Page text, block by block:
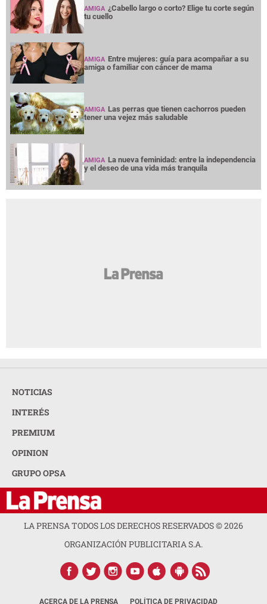
AMIGA ¿Cabello largo o corto? Elige tu corte según
tu cuello
AMIGA Entre mujeres: guía para acompañar a su
amiga o familiar con cáncer de mama
AMIGA Las perras que tienen cachorros pueden
tener una vejez más saludable
AMIGA La nueva feminidad: entre la independencia
y el deseo de una vida más tranquila
NOTICIAS
INTERÉS
PREMIUM
OPINION
GRUPO OPSA
LA PRENSA TODOS LOS DERECHOS RESERVADOS ©2026
ORGANIZACIÓN PUBLICITARIA S.A.
ACERCA DE LA PRENSA POLÍTICA DE PRIVACIDAD